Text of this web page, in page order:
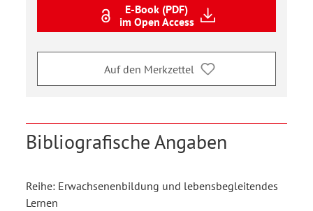
E-Book (PDF)
im Open Access
Auf den Merkzettel
Bibliografische Angaben
Reihe: Erwachsenenbildung und lebensbegleitendes
Lernen